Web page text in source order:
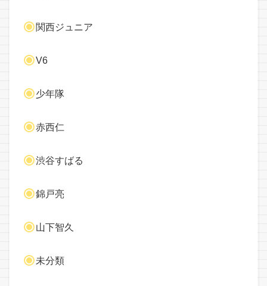
関西ジュニア
V6
少年隊
赤西仁
渋谷すばる
錦戸亮
山下智久
未分類